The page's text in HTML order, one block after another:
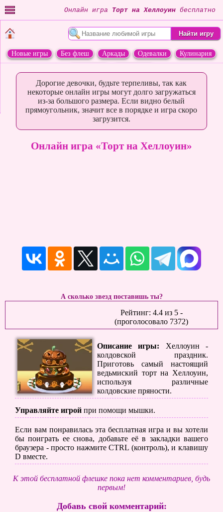
Онлайн игра Торт на Хеллоуин бесплатно
Новые игры Без флеш Аркады Одевалки
Кулинария
Дорогие девочки, будьте терпеливы, так как
некоторые онлайн игры могут долго загружаться
из-за большого размера. Если видно белый
прямоугольник, значит все в порядке и игра скоро
загрузится.
Онлайн игра «Торт на Хеллоуин»
А сколько звезд поставишь ты?
Рейтинг: 4.4из 5-
(проголосовало 7372)
Описание игры: Хеллоуин -
колдовской праздник.
Приготовь самый настоящий
ведьмиский торт на Хеллоуин,
используя различные
колдовские пряности.
Управляйте игрой при помощи мышки.
Если вам понравилась эта бесплатная игра и вы хотели
бы поиграть ее снова, добавьте её в закладки вашего
браузера - просто нажмите CTRL (контроль), и клавишу
D вместе.
К этой бесплатной флешке пока нет комментариев, будь
первым!
Добавь свой комментарий: